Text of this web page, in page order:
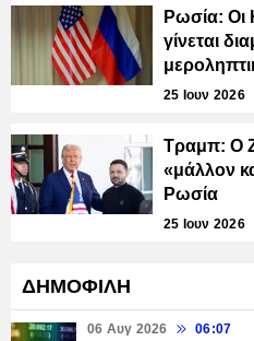
Ρωσία: Οι
γίνεται
25 Ιουν 2026
Τραμπ: Ο
«μάλλον
Ρωσία
25 Ιουν 2026
ΔΗΜΟΦΙΛΗ
06 Αυγ 2026 06:07